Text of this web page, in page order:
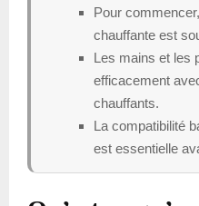
Pour
chauffante est
Les mains et les
efficacement
chauffants.
La compatibilité
est essentielle